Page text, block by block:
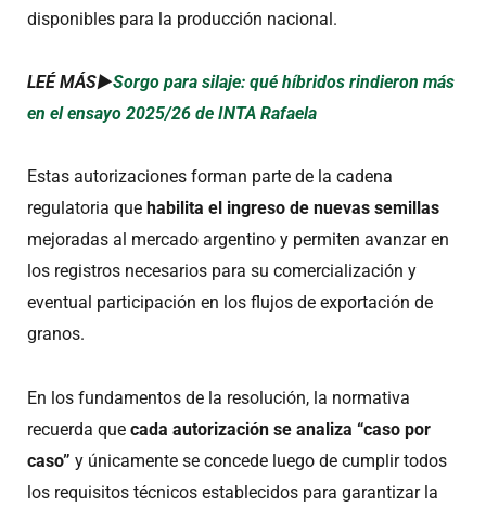
disponibles para la producción nacional.
LEÉ MÁS►Sorgo para silaje: qué híbridos rindieron más
en el ensayo 2025/26 de INTA Rafaela
Estas autorizaciones forman parte de la cadena
regulatoria que habilita el ingreso de nuevas semillas
mejoradas al mercado argentino y permiten avanzar en
los registros necesarios para su comercialización y
eventual participación en los flujos de exportación de
granos.
En los fundamentos de la resolución, la normativa
recuerda que cada autorización se analiza “caso por
caso” y únicamente se concede luego de cumplir todos
los requisitos técnicos establecidos para garantizar la